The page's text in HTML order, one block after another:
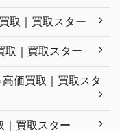
取｜買取スター
取｜買取スター
価買取｜買取スタ
｜買取スター